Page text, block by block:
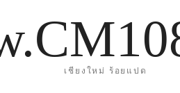
เชียงใหม่ ร้อยแปด